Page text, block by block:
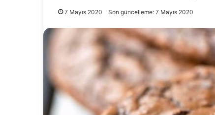
7 Mayıs 2020 Son güncelleme: 7 Mayıs 2020